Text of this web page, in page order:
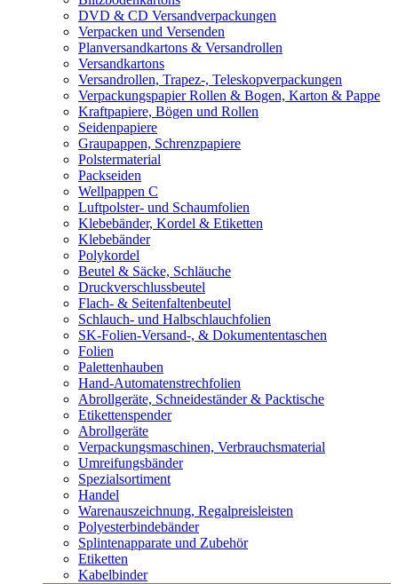
DVD & CD Versandverpackungen
Verpacken und Versenden
Planversandkartons & Versandrollen
Versandkartons
Versandrollen, Trapez-, Teleskopverpackungen
Verpackungspapier Rollen & Bogen, Karton & Pappe
Kraftpapiere, Bögen und Rollen
Seidenpapiere
Graupappen, Schrenzpapiere
Polstermaterial
Packseiden
Wellpappen C
Luftpolster- und Schaumfolien
Klebebänder, Kordel & Etiketten
Klebebänder
Polykordel
Beutel & Säcke, Schläuche
Druckverschlussbeutel
Flach- & Seitenfaltenbeutel
Schlauch- und Halbschlauchfolien
SK-Folien-Versand-, & Dokumententaschen
Folien
Palettenhauben
Hand-Automatenstrechfolien
Abrollgeräte, Schneideständer & Packtische
Etikettenspender
Abrollgeräte
Verpackungsmaschinen, Verbrauchsmaterial
Umreifungsbänder
Spezialsortiment
Handel
Warenauszeichnung, Regalpreisleisten
Polyesterbindebänder
Splintenapparate und Zubehör
Etiketten
Kabelbinder